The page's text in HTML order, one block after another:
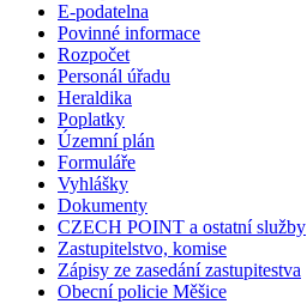
E-podatelna
Povinné informace
Rozpočet
Personál úřadu
Heraldika
Poplatky
Územní plán
Formuláře
Vyhlášky
Dokumenty
CZECH POINT a ostatní služby
Zastupitelstvo, komise
Zápisy ze zasedání zastupitestva
Obecní policie Měšice